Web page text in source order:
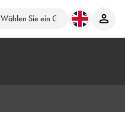
Wählen Sie ein Geschäft aus